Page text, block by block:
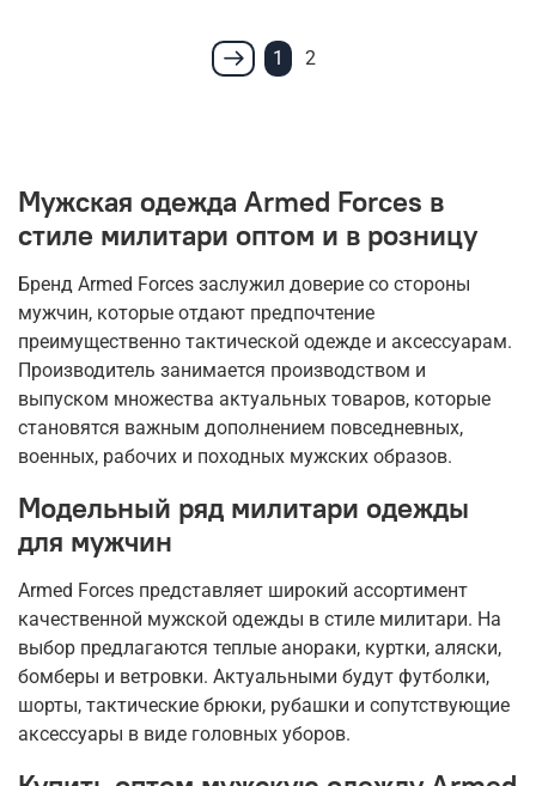
1 2
Мужская одежда Armed Forces в
стиле милитари оптом и в розницу
Бренд Armed Forces заслужил доверие со стороны
мужчин, которые отдают предпочтение
преимущественно тактической одежде и аксессуарам.
Производитель занимается производством и
выпуском множества актуальных товаров, которые
становятся важным дополнением повседневных,
военных, рабочих и походных мужских образов.
Модельный ряд милитари одежды
для мужчин
Armed Forces представляет широкий ассортимент
качественной мужской одежды в стиле милитари. На
выбор предлагаются теплые анораки, куртки, аляски,
бомберы и ветровки. Актуальными будут футболки,
шорты, тактические брюки, рубашки и сопутствующие
аксессуары в виде головных уборов.